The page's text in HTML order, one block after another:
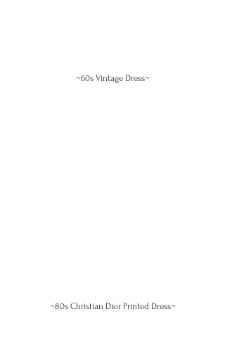
~60s Vintage Dress~
~80s Christian Dior Printed Dress~